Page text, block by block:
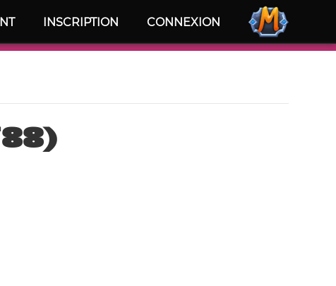
INSCRIPTION CONNEXION